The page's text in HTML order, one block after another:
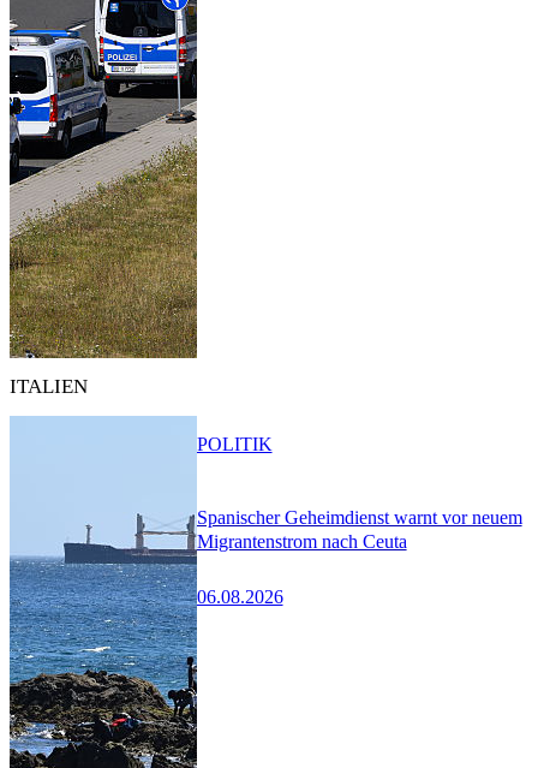
ITALIEN
Spanischer Geheimdienst warnt vor neuem
Migrantenstrom nach Ceuta
06.08.2026
POLITIK